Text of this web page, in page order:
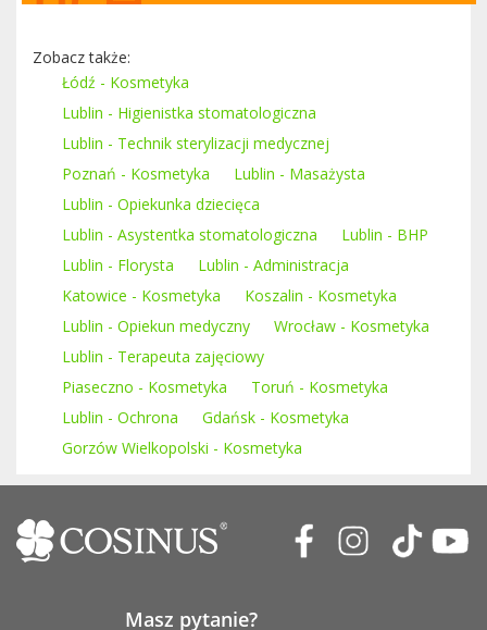
Zobacz także:
Łódź - Kosmetyka
Lublin - Higienistka stomatologiczna
Lublin - Technik sterylizacji medycznej
Poznań - Kosmetyka
Lublin - Masażysta
Lublin - Opiekunka dziecięca
Lublin - Asystentka stomatologiczna
Lublin - BHP
Lublin - Florysta
Lublin - Administracja
Katowice - Kosmetyka
Koszalin - Kosmetyka
Lublin - Opiekun medyczny
Wrocław - Kosmetyka
Lublin - Terapeuta zajęciowy
Piaseczno - Kosmetyka
Toruń - Kosmetyka
Lublin - Ochrona
Gdańsk - Kosmetyka
Gorzów Wielkopolski - Kosmetyka
Masz pytanie?